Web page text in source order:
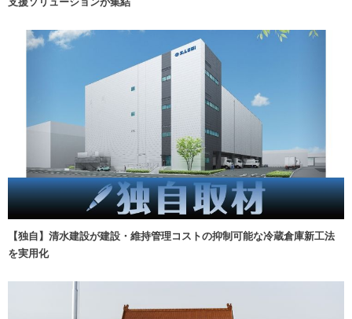
【独自】清水建設が建設・維持管理コストの抑制可能な冷蔵倉庫新工法
を実用化